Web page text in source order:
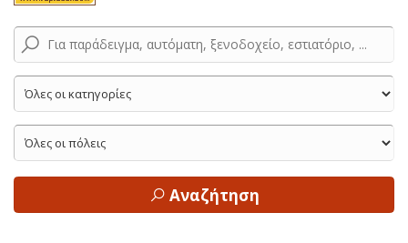
Αναζήτηση